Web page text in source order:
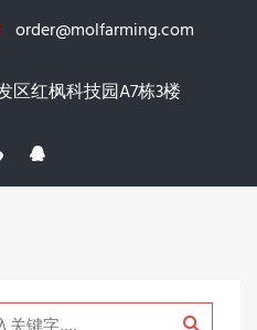
order@molfarming.com
区红枫科技园A7栋3楼